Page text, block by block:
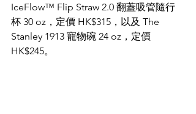
IceFlow™ Flip Straw 2.0 翻蓋吸管隨行
杯 30 oz，定價 HK$315，以及 The
Stanley 1913 寵物碗 24 oz，定價
HK$245。